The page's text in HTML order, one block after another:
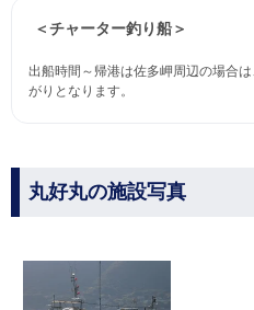
＜チャーター釣り船＞
出船時間～帰港は佐多岬周辺の場合
がりとなります。
丸好丸の施設写真